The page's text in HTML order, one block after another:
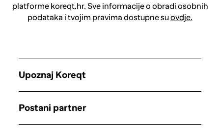
platforme koreqt.hr. Sve informacije o obradi osobnih
podataka i tvojim pravima dostupne suovdje.
Upoznaj Koreqt
Postani partner